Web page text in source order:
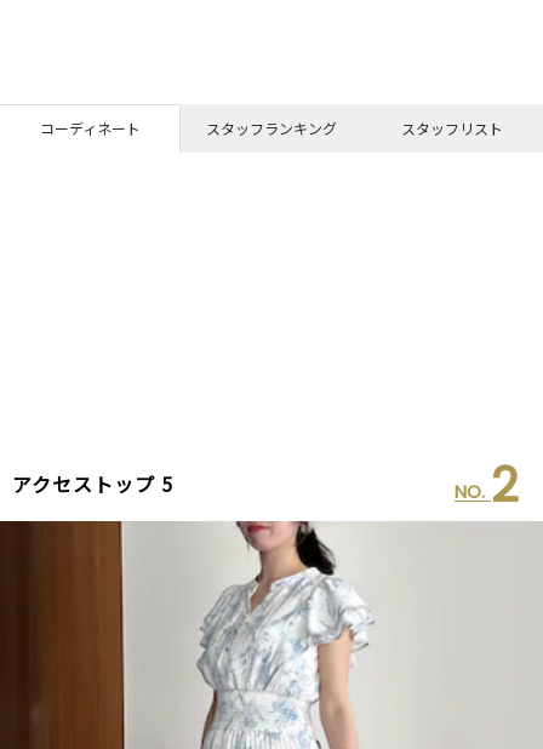
コーディネート スタッフランキング スタッフリスト
アクセストップ 5 NO. 2